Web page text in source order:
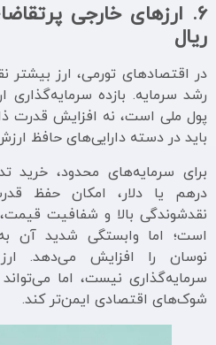
6. ارزهای خارجی
ریال
در اقتصادهای تورمی، ارز بیشتر
رشد سرمایه. بازده
پول ملی است، نه افزایش قدرت
باید در دسته دارایی‌های حافظ
برای سرمایه‌های محدود، خرید
درهم یا دلار، امکان حفظ
نقدشوندگی بالا و شفافیت
است؛ اما وابستگی شدید آن
نوسان را افزایش می‌دهد. ارز
سرمایه‌گذاری نیست، اما
شوک‌های اقتصادی ایمن‌تر کند.